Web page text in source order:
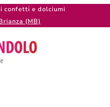
confetti e dolciumi
(MB)